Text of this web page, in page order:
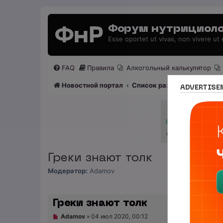
Форум
Esse oportet ut vivas, non vivere ut
FAQ Правила Алкогольный калькулятор
Новостной портал Список разделов
Греки знают толк
Модератор: Adamov
Греки знают толк
Н
Adamov» 04 июл 2020, 00:12